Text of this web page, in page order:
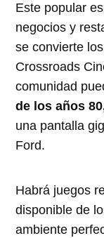
Este popular
negocios y
se convierte
Crossroads
comunidad
de los años
una pantalla
Ford.
Habrá juegos
disponible de
ambiente